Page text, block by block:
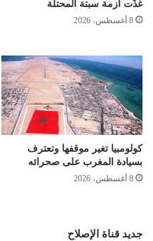
غذّت أزمة سبتة المحتلة
8 أغسطس، 2026
كولومبيا تغير موقفها وتعترف
بسيادة المغرب على صحرائه
8 أغسطس، 2026
جديد قناة الإصلاح